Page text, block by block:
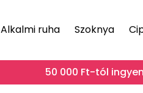
Alkalmi ruha Szoknya
50 000 Ft-tól